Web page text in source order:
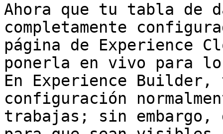
Ahora que tu tabla de
completamente
página de Experience
ponerla en vivo para
En Experience Builder,
configuración
trabajas; sin